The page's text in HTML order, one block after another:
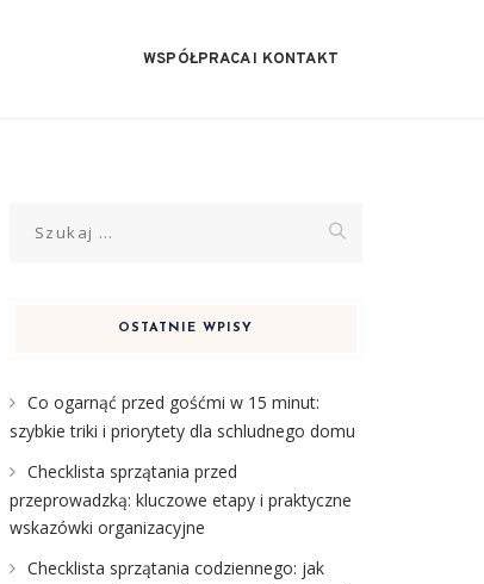
WSPÓŁPRACA I KONTAKT
OSTATNIE WPISY
Co ogarnąć przed gośćmi w 15 minut:
szybkie triki i priorytety dla schludnego domu
Checklista sprzątania przed
przeprowadzką: kluczowe etapy i praktyczne
wskazówki organizacyjne
Checklista sprzątania codziennego: jak